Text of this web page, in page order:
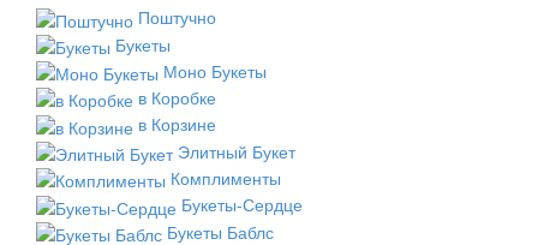
Поштучно
Букеты
Моно Букеты
в Коробке
в Корзине
Элитный Букет
Комплименты
Букеты-Сердце
Букеты Баблс